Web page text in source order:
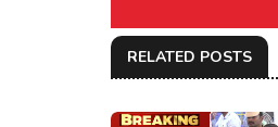
RELATED POSTS